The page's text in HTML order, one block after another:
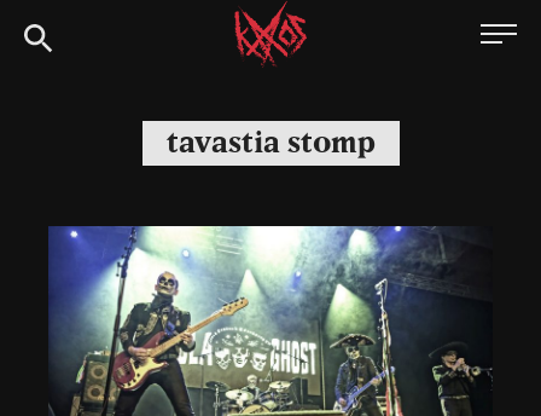
Siirry
suoraan
Kaaoszine
tavastia stomp